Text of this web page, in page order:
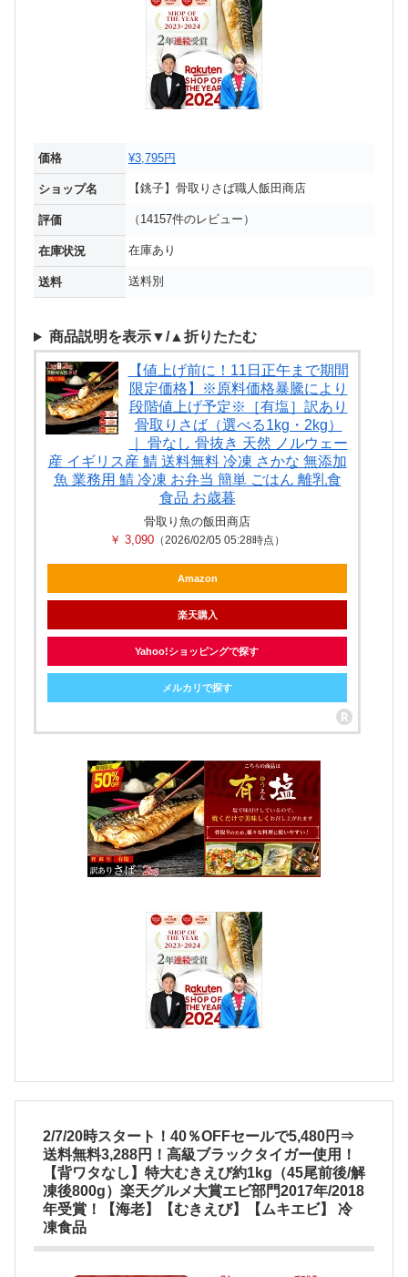
価格 ¥3,795円
ショップ名 【銚子】骨取りさば職人飯田商店
評価 （14157件のレビュー）
在庫状況 在庫あり
送料 送料別
商品説明を表示▼/▲折りたたむ
【値上げ前に！11日正午まで期間
限定価格】※原料価格暴騰により
段階値上げ予定※［有塩］訳あり
骨取りさば（選べる1kg・2kg）
｜ 骨なし 骨抜き 天然 ノルウェー
産 イギリス産 鯖 送料無料 冷凍 さかな 無添加
魚 業務用 鯖 冷凍 お弁当 簡単 ごはん 離乳食
食品 お歳暮
骨取り魚の飯田商店
￥ 3,090 （2026/02/05 05:28時点）
Amazon
楽天購入
Yahoo!ショッピングで探す
メルカリで探す
2/7/20時スタート！40％OFFセールで5,480円⇒
送料無料3,288円！高級ブラックタイガー使用！
【背ワタなし】特大むきえび約1kg（45尾前後/解
凍後800g）楽天グルメ大賞エビ部門2017年/2018
年受賞！【海老】【むきえび】【ムキエビ】 冷
凍食品